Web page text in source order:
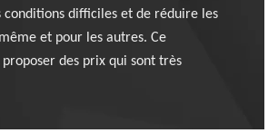
conditions difficiles et de réduire les
et pour les autres. Ce
des prix qui sont très